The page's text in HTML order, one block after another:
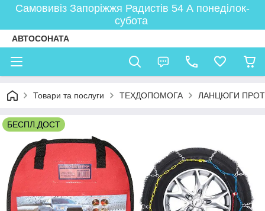
Самовивіз Запоріжжя Радистів 54 А понеділок-
субота
АВТОСОНАТА
Товари та послуги ТЕХДОПОМОГА ЛАНЦЮГИ
БЕСПЛ.ДОСТ